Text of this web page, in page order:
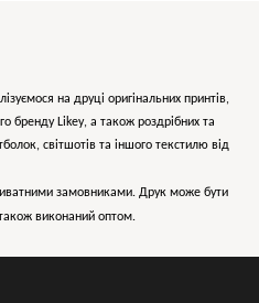
на друці оригінальних принтів,
бренду Likey, а також роздрібних та
світшотів та іншого текстилю від
замовниками. Друк може бути
виконаний оптом.